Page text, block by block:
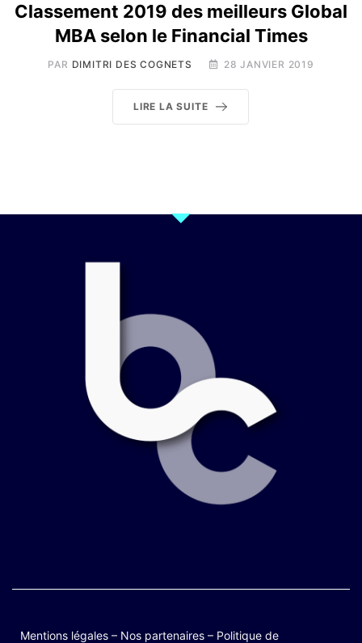
Classement 2019 des meilleurs Global
MBA selon le Financial Times
PAR DIMITRI DES COGNETS 28 JANVIER 2019
LIRE LA SUITE
Mentions légales – Nos partenaires – Politique de